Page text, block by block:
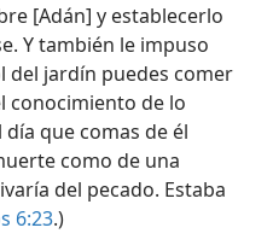
[Adán] y establecerlo
Y también le impuso
del jardín puedes comer
conocimiento de lo
que comas de él
como de una
del pecado. Estaba
6:23.)